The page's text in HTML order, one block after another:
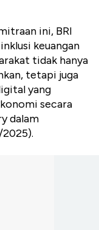
ini, BRI
keuangan
tidak hanya
tetapi juga
yang
secara
dalam